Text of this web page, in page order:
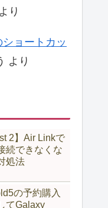
より
ショートカッ
より
2】Air Linkで
続できなくな
処法
の予約購入
てGalaxy